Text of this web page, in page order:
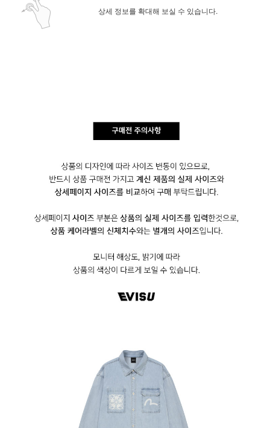
상세 정보를 확대해 보실 수 있습니다.